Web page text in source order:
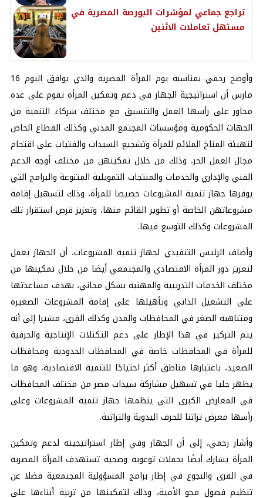
تراجع جماعي لمؤشرات البورصة المصرية في
مستهل تعاملات الاثنين
وأوضح رحمي بمناسبة يوم المرأة المصرية والذي يوافق اليوم 16
مارس أن استراتيجية الجهاز في دعم وتمكين المرأة تقوم على عدة
محاور على رأسها العمل والتنسيق مع مختلف شركاء التنمية من
الجهات الحكومية ومؤسسات المجتمع المدني وكذلك القطاع الخاص
لتهيئة المناخ الملائم للمرأة وتشجيع السيدات والفتيات على اقتحام
مجال العمل الحر، وذلك من خلال تمكينهن من مختلف أوجه الدعم
الفني والإداري والخدمات والمنتجات التمويلية المتنوعة والبرامج التي
يوفرها جهاز تنمية المشروعات خصيصا للمرأة، وذلك لتسهيل إقامة
مشروعاتهن الخاصة أو تطوير القائم منها، وتعزيز فرص استقرار تلك
المشروعات وكذلك التوسع فيها.
وأضاف الرئيس التنفيذي لجهاز تنمية المشروعات، أن الجهاز يعمل
لتعزيز دور المرأة الاقتصادي والمجتمعي أيضا من خلال تمكينها من
مختلف الخدمات التدريبية والمهنية بشكل مجاني، بهدف مساعدتها
على التشغيل الذاتي وتأهيلها على إقامة المشروعات الصغيرة
ومتناهية الصغر في المحافظات والمدن وكذلك القرى، مشيرا إلى أنه
يتم التركيز في هذا الإطار على دعم التكتلات الإنتاجية والحرفية
للمرأة في المحافظات خاصة في المحافظات الحدودية ومحافظات
الصعيد، باعتبارها مناطق أكثر احتياجًا للتنمية الاقتصادية، وهو ما
يظهر جليا في تسهيل مشاركة سيدات مصر من مختلف المحافظات
في المعارض الكبرى التي ينظمها جهاز تنمية المشروعات وعلى
رأسها معرض تراثنا للحرف اليدوية والتراثية.
وأشار رحمي، إلى أن الجهاز وفي إطار استراتيجيته لدعم وتمكين
المرأة يشارك أيضًا بحملات توعوية وصحية تستهدف المرأة المصرية
في القرى والنجوع في إطار برامج المسؤولية المجتمعية فضلا عن
تنظيم فصول محو الأمية، وذلك لتمكينها من تربية أبناءها على